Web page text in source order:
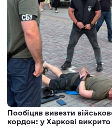
Пообіцяв вивезти
кордон: у Харкові